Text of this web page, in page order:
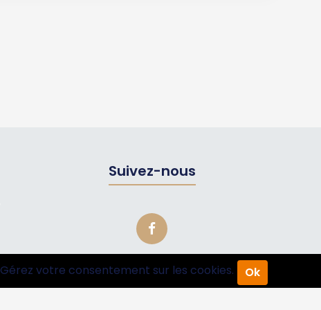
Suivez-nous
Gérez votre consentement sur les cookies. Ok